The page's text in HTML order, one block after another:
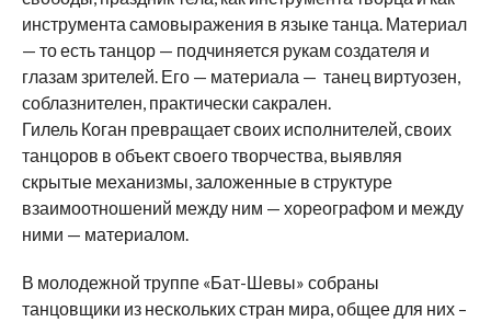
инструмента самовыражения в языке танца. Материал
— то есть танцор — подчиняется рукам создателя и
глазам зрителей. Его — материала — танец виртуозен,
соблазнителен, практически сакрален.
Гилель Коган превращает своих исполнителей, своих
танцоров в объект своего творчества, выявляя
скрытые механизмы, заложенные в структуре
взаимоотношений между ним — хореографом и между
ними — материалом.
В молодежной труппе «Бат-Шевы» собраны
танцовщики из нескольких стран мира, общее для них –